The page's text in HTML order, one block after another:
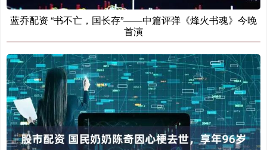
蓝乔配资 “书不亡，国长存”——中篇评弹《烽火书魂》今晚
首演